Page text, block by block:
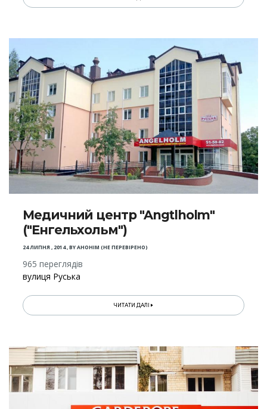
Медичний центр "Angtlholm"
("Енгельхольм")
24 ЛИПНЯ , 2014,BYАНОНІМ (НЕ ПЕРЕВІРЕНО)
965 переглядів
вулиця Руська
ЧИТАТИ ДАЛІ